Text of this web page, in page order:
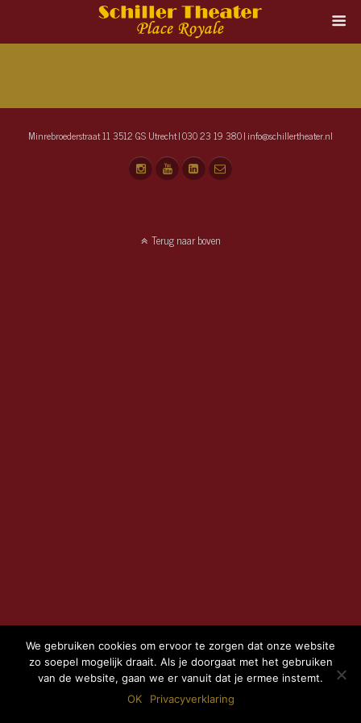
Minrebroederstraat 11 3512 GS Utrecht | 030 23 19 380 | info@schillertheater.nl
We gebruiken cookies om ervoor te zorgen dat onze website
zo soepel mogelijk draait. Als je doorgaat met het gebruiken
van de website, gaan we er vanuit dat je ermee instemt.
OK
Privacyverklaring
Terug naar boven